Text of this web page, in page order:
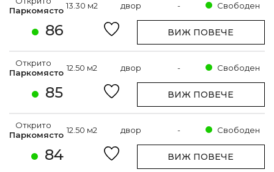
86
Паркомясто 13.30 м2 двор - Свободен
ВИЖ ПОВЕЧЕ
85
Открито
Паркомясто 12.50 м2 двор - Свободен
ВИЖ ПОВЕЧЕ
84
Открито
Паркомясто 12.50 м2 двор - Свободен
ВИЖ ПОВЕЧЕ